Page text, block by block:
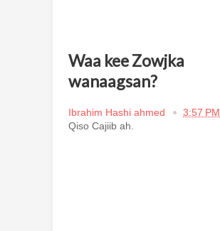
Waa kee Zowjka
wanaagsan?
Ibrahim Hashi ahmed
3:57 PM
Qiso Cajiib ah.